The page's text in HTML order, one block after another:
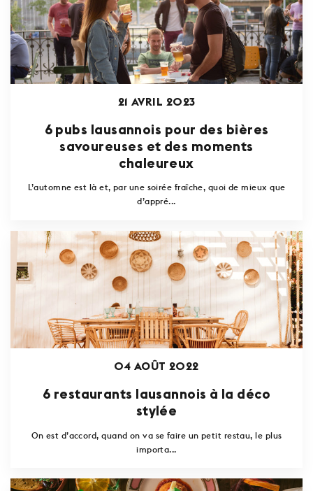
21 AVRIL 2023
6 pubs lausannois pour des bières
savoureuses et des moments
chaleureux
L’automne est là et, par une soirée fraîche, quoi de mieux que
d’appré...
04 AOÛT 2022
6 restaurants lausannois à la déco
stylée
On est d’accord, quand on va se faire un petit restau, le plus
importa...